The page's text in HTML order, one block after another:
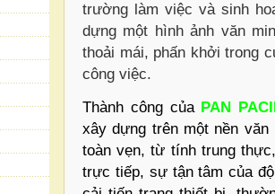
trường làm việc và sinh
dựng một hình ảnh văn
thoải mái, phấn khởi trong
công việc.
Thành công của PAN
xây dựng trên một nền văn
toàn vẹn, từ tính trung
trực tiếp, sự tận tâm của